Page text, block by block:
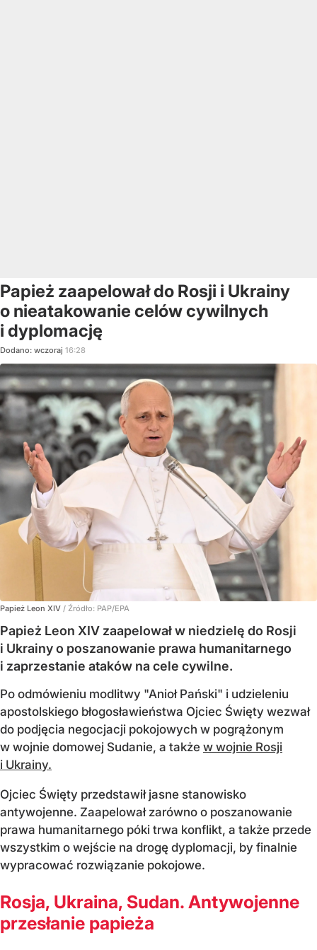
Papież zaapelował do Rosji i Ukrainy
o nieatakowanie celów cywilnych
i dyplomację
Dodano: wczoraj 16:28
Papież Leon XIV / Źródło: PAP/EPA
Papież Leon XIV zaapelował w niedzielę do Rosji
i Ukrainy o poszanowanie prawa humanitarnego
i zaprzestanie ataków na cele cywilne.
Po odmówieniu modlitwy "Anioł Pański" i udzieleniu
apostolskiego błogosławieństwa Ojciec Święty wezwał
do podjęcia negocjacji pokojowych w pogrążonym
w wojnie domowej Sudanie, a także w wojnie Rosji
i Ukrainy.
Ojciec Święty przedstawił jasne stanowisko
antywojenne. Zaapelował zarówno o poszanowanie
prawa humanitarnego póki trwa konflikt, a także przede
wszystkim o wejście na drogę dyplomacji, by finalnie
wypracować rozwiązanie pokojowe.
Rosja, Ukraina, Sudan. Antywojenne
przesłanie papieża